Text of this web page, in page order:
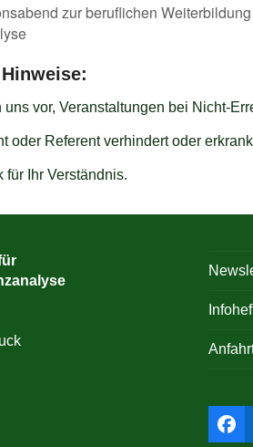
zur beruflichen
uns vor, Veranstaltungen bei Nicht-
oder Referent verhindert oder
für Ihr Verständnis.